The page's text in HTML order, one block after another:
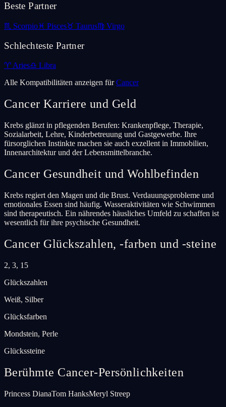
Beste Partner
♏ Scorpio♓ Pisces♉ Taurus♍ Virgo
Schlechteste Partner
♈ Aries♎ Libra
Alle Kompatibilitäten anzeigen für Cancer
Cancer Karriere und Geld
Krebs glänzt in pflegenden Berufen: Krankenpflege, Therapie,
Sozialarbeit, Lehre, Kinderbetreuung und Gastgewerbe. Ihre
fürsorglichen Instinkte machen sie auch exzellent in Immobilien,
Innenarchitektur und der Lebensmittelbranche.
Cancer Gesundheit und Wohlbefinden
Krebs regiert den Magen und die Brust. Verdauungsprobleme und
emotionales Essen sind häufig. Wasseraktivitäten wie Schwimmen
sind therapeutisch. Ein nährendes häusliches Umfeld zu schaffen ist
wesentlich für ihre psychische Gesundheit.
Cancer Glückszahlen, -farben und -steine
2, 3, 15
Glückszahlen
Weiß, Silber
Glücksfarben
Mondstein, Perle
Glückssteine
Berühmte Cancer-Persönlichkeiten
Princess DianaTom HanksMeryl Streep